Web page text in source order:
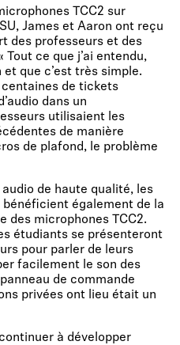
TCC2 sur
James et Aaron ont reçu
des professeurs et des
Tout ce que j’ai entendu,
que c’est très simple.
de tickets
dans un
utilisaient les
de manière
de plafond, le problème
de haute qualité, les
également de la
des microphones TCC2.
étudiants se présenteront
pour parler de leurs
facilement le son des
de commande
privées ont lieu était un
à développer